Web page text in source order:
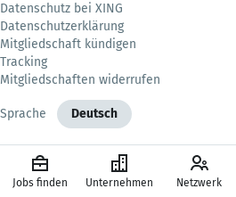
Datenschutz bei XING
Datenschutzerklärung
Mitgliedschaft kündigen
Tracking
Mitgliedschaften widerrufen
Sprache Deutsch
Jobs finden Unternehmen Netzwerk